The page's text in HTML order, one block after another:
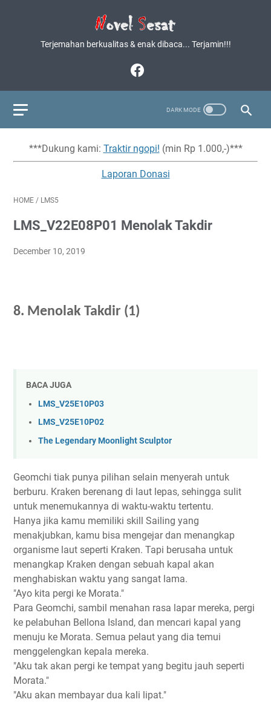
Terjemahan berkualitas & enak dibaca... Terjamin!!!
***Dukung kami: Traktir ngopi! (min Rp 1.000,-)***
Laporan Donasi
HOME / LMS5
LMS_V22E08P01 Menolak Takdir
December 10, 2019
8. Menolak Takdir (1)
BACA JUGA
LMS_V25E10P03
LMS_V25E10P02
The Legendary Moonlight Sculptor
Geomchi tiak punya pilihan selain menyerah untuk
berburu. Kraken berenang di laut lepas, sehingga sulit
untuk menemukannya di waktu-waktu tertentu.
Hanya jika kamu memiliki skill Sailing yang
menakjubkan, kamu bisa mengejar dan menangkap
organisme laut seperti Kraken. Tapi berusaha untuk
menangkap Kraken dengan sebuah kapal akan
menghabiskan waktu yang sangat lama.
"Ayo kita pergi ke Morata."
Para Geomchi, sambil menahan rasa lapar mereka, pergi
ke pelabuhan Bellona Island, dan mencari kapal yang
menuju ke Morata. Semua pelaut yang dia temui
menggelengkan kepala mereka.
"Aku tak akan pergi ke tempat yang begitu jauh seperti
Morata."
"Aku akan membayar dua kali lipat."